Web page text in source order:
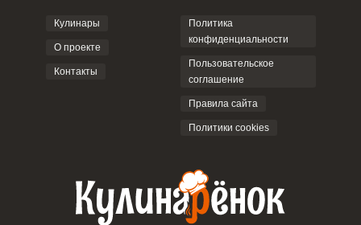
Кулинары
О проекте
Контакты
Политика
конфиденциальности
Пользовательское
соглашение
Правила сайта
Политики cookies